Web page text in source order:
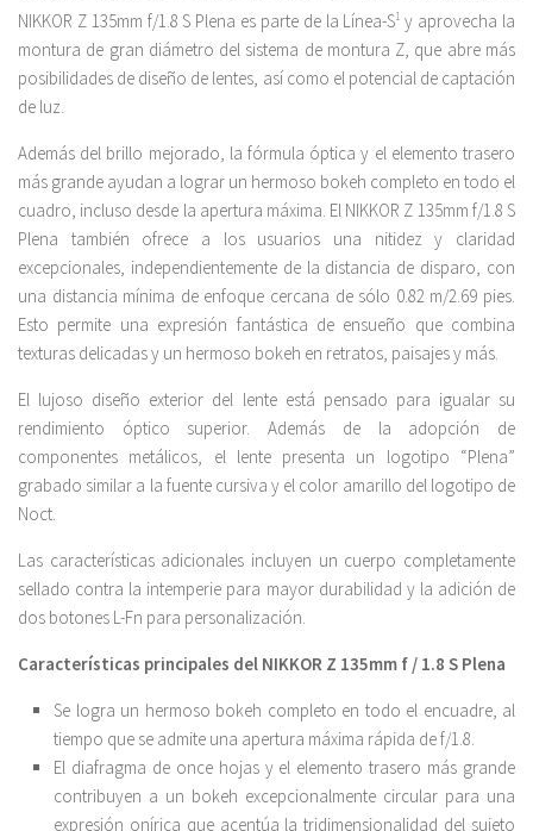
NIKKOR Z 135mm f/1.8 S Plena es parte de la Línea-S1 y aprovecha la
montura de gran diámetro del sistema de montura Z, que abre más
posibilidades de diseño de lentes, así como el potencial de captación
de luz.
Además del brillo mejorado, la fórmula óptica y el elemento trasero
más grande ayudan a lograr un hermoso bokeh completo en todo el
cuadro, incluso desde la apertura máxima. El NIKKOR Z 135mm f/1.8 S
Plena también ofrece a los usuarios una nitidez y claridad
excepcionales, independientemente de la distancia de disparo, con
una distancia mínima de enfoque cercana de sólo 0.82 m/2.69 pies.
Esto permite una expresión fantástica de ensueño que combina
texturas delicadas y un hermoso bokeh en retratos, paisajes y más.
El lujoso diseño exterior del lente está pensado para igualar su
rendimiento óptico superior. Además de la adopción de
componentes metálicos, el lente presenta un logotipo “Plena”
grabado similar a la fuente cursiva y el color amarillo del logotipo de
Noct.
Las características adicionales incluyen un cuerpo completamente
sellado contra la intemperie para mayor durabilidad y la adición de
dos botones L-Fn para personalización.
Características principales del NIKKOR Z 135mm f / 1.8 S Plena
Se logra un hermoso bokeh completo en todo el encuadre, al
tiempo que se admite una apertura máxima rápida de f/1.8.
El diafragma de once hojas y el elemento trasero más grande
contribuyen a un bokeh excepcionalmente circular para una
expresión onírica que acentúa la tridimensionalidad del sujeto